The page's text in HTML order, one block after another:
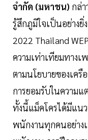
จำกัด (มหาชน) กล่
รู้สึกภูมิใจเป็นอย่างยิ่
2022 Thailand
ความเท่าเทียมทางเ
ตามนโยบายของเค
การยอมรับในความ
ทั้งนี้แม็คโครได้มีแน
พนักงานทุกคนอย่าง